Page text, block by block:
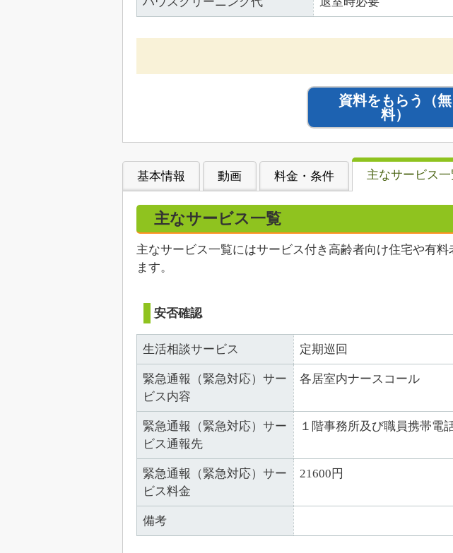
資料をもらう
（無
料）
基本情報 動画 料金・条件 主なサービス一
主なサービス一覧
主なサービス一覧にはサービス付き高齢者向け住宅や有
ます。
安否確認
生活相談サービス 定期巡回
緊急通報（緊急対応）サー
ビス内容
各居室内ナースコール
緊急通報（緊急対応）サー
ビス通報先
１階事務所及び職員携帯電
緊急通報（緊急対応）サー
ビス料金
21600円
備考